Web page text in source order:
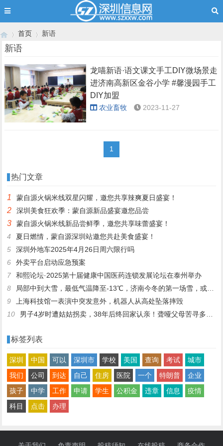
首页
›
新语
新语
龙喵新语·语文课文手工DIY微场景走
进济南高新区金谷小学 #馨漫园手工
DIY加盟
农业畜牧 2023-11-27
1
热门文章
1 蒙自源火锅米线双星闪耀，邀您共享辣爽夏日盛宴！
2 深圳美食狂欢季：蒙自源新品盛宴邀您品尝
3
蒙自源火锅米线新品尝鲜季，邀您共享味蕾盛宴！
4
夏日燃情，蒙自源深圳站邀您共赴美食盛宴！
5
深圳外地车2025年4月26日周六限行吗
6
外卖平台启动应急预案
7
和熙论坛·2025第十届健康中国医药连锁发展论坛在泰州举办
8
局部中到大雪，最低气温降至-13℃，济南今冬的第一场雪，或跟去年同一时间！
9
上海科技馆一表演中突发意外，机器人从高处坠落摔毁
10
男子4岁时遭姑姑拐卖，38年后终回家认亲！聋哑父母苦寻多年，母亲已抱憾离世丨红星寻人
标签列表
深圳 中国 可以 深圳市 学校 美国 查询 考试
城市
我们
公司 到达 自己 住房 医院 一个 特朗普
企业
孩子
中学 工作 申请 学生 公积金 违章 信息
疫情
科目
点击 办理